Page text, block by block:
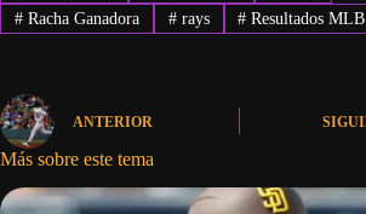
#Racha Ganadora #rays # Resultados MLB
ANTERIOR
Más sobre este tema